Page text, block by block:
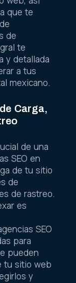
que te
de
te
y detallada
a tus
mexicano.
Carga,
de una
SEO en
de tu sitio
de
de rastreo.
es
SEO
para
pueden
tu sitio web
y